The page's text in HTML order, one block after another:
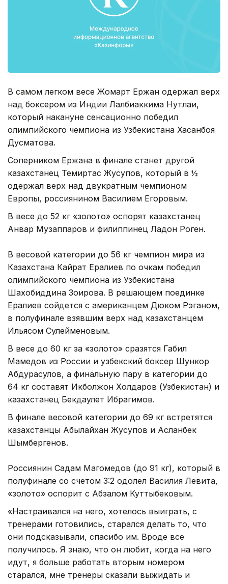
В самом легком весе Жомарт Ержан одержал верх
над боксером из Индии Лалбиаккима Нутлаи,
который накануне сенсационно победил
олимпийского чемпиона из Узбекистана Хасанбоя
Дусматова.
Соперником Ержана в финале станет другой
казахстанец Темиртас Жусупов, который в ½
одержал верх над двукратным чемпионом
Европы, россиянином Василием Егоровым.
В весе до 52 кг «золото» оспорят казахстанец
Анвар Музаппаров и филиппинец Ладон Роген.
В весовой категории до 56 кг чемпион мира из
Казахстана Кайрат Ералиев по очкам победил
олимпийского чемпиона из Узбекистана
Шахобиддина Зоирова. В решающем поединке
Ералиев сойдется с американцем Дюком Рэганом,
в полуфинале взявшим верх над казахстанцем
Ильясом Сулейменовым.
В весе до 60 кг за «золото» сразятся Габил
Мамедов из России и узбекский боксер Шункор
Абдурасулов, а финальную пару в категории до
64 кг составят Икболжон Холдаров (Узбекистан) и
казахстанец Бекдаулет Ибрагимов.
В финале весовой категории до 69 кг встретятся
казахстанцы Абылайхан Жусупов и Асланбек
Шымбергенов.
Россиянин Садам Магомедов (до 91 кг), который в
полуфинале со счетом 3:2 одолел Василия Левита,
«золото» оспорит с Абзалом Куттыбековым.
«Настраивался на него, хотелось выиграть, с
тренерами готовились, старался делать то, что
они подсказывали, спасибо им. Вроде все
получилось. Я знаю, что он любит, когда на него
идут, я больше работать вторым номером
старался, мне тренеры сказали выжидать и